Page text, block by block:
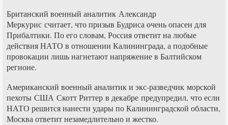
Британский военный аналитик Александр
Меркурис считает, что призыв Будриса очень опасен для
Прибалтики. По его словам, Россия ответит на любые
действия НАТО в отношении Калининграда, а подобные
провокации лишь нагнетают напряжение в Балтийском
регионе.
Американский военный аналитик и экс-разведчик морской
пехоты США Скотт Риттер в декабре предупредил, что если
НАТО решится нанести удары по Калининградской области,
Москва ответит незамедлительно и жестко.